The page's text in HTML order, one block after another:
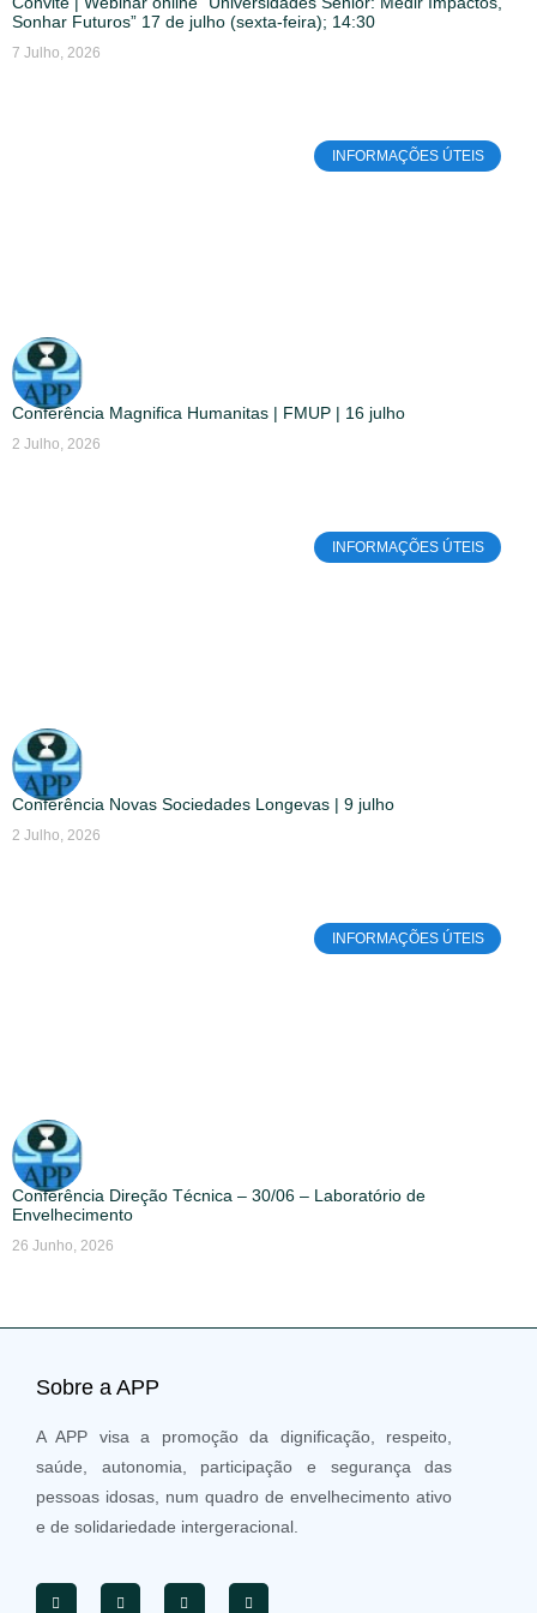
Sonhar Futuros” 17 de julho (sexta-feira); 14:30
7 Julho, 2026
INFORMAÇÕES ÚTEIS
Conferência Magnifica Humanitas | FMUP | 16 julho
2 Julho, 2026
INFORMAÇÕES ÚTEIS
Conferência Novas Sociedades Longevas | 9 julho
2 Julho, 2026
INFORMAÇÕES ÚTEIS
Conferência Direção Técnica – 30/06 – Laboratório de
Envelhecimento
26 Junho, 2026
Sobre a APP
A APP visa a promoção da dignificação, respeito,
saúde, autonomia, participação e segurança das
pessoas idosas, num quadro de envelhecimento ativo
e de solidariedade intergeracional.